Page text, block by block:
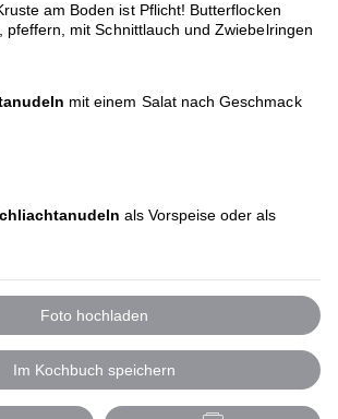
am Boden ist Pflicht! Butterflocken
pfeffern, mit Schnittlauch und Zwiebelringen
mit einem Salat nach Geschmack
als Vorspeise oder als
Foto hochladen
Im Kochbuch speichern